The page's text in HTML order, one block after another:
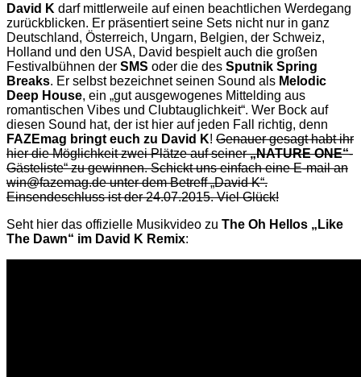
David K darf mittlerweile auf einen beachtlichen Werdegang
zurückblicken. Er präsentiert seine Sets nicht nur in ganz
Deutschland, Österreich, Ungarn, Belgien, der Schweiz,
Holland und den USA, David bespielt auch die großen
Festivalbühnen der SMS oder die des Sputnik Spring
Breaks. Er selbst bezeichnet seinen Sound als Melodic
Deep House, ein „gut ausgewogenes Mittelding aus
romantischen Vibes und Clubtauglichkeit“. Wer Bock auf
diesen Sound hat, der ist hier auf jeden Fall richtig, denn
FAZEmag bringt euch zu David K! Genauer gesagt habt ihr
hier die Möglichkeit zwei Plätze auf seiner„NATURE ONE“-
Gästeliste“ zu gewinnen. Schickt uns einfach eine E-mail an
win@fazemag.de unter dem Betreff „David K“.
Einsendeschluss ist der 24.07.2015. Viel Glück!
Seht hier das offizielle Musikvideo zu The Oh Hellos „Like
The Dawn“ im David K Remix: